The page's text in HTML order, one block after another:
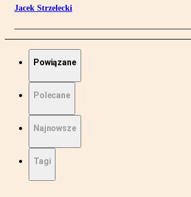
Jacek Strzelecki
Powiązane
Polecane
Najnowsze
Tagi